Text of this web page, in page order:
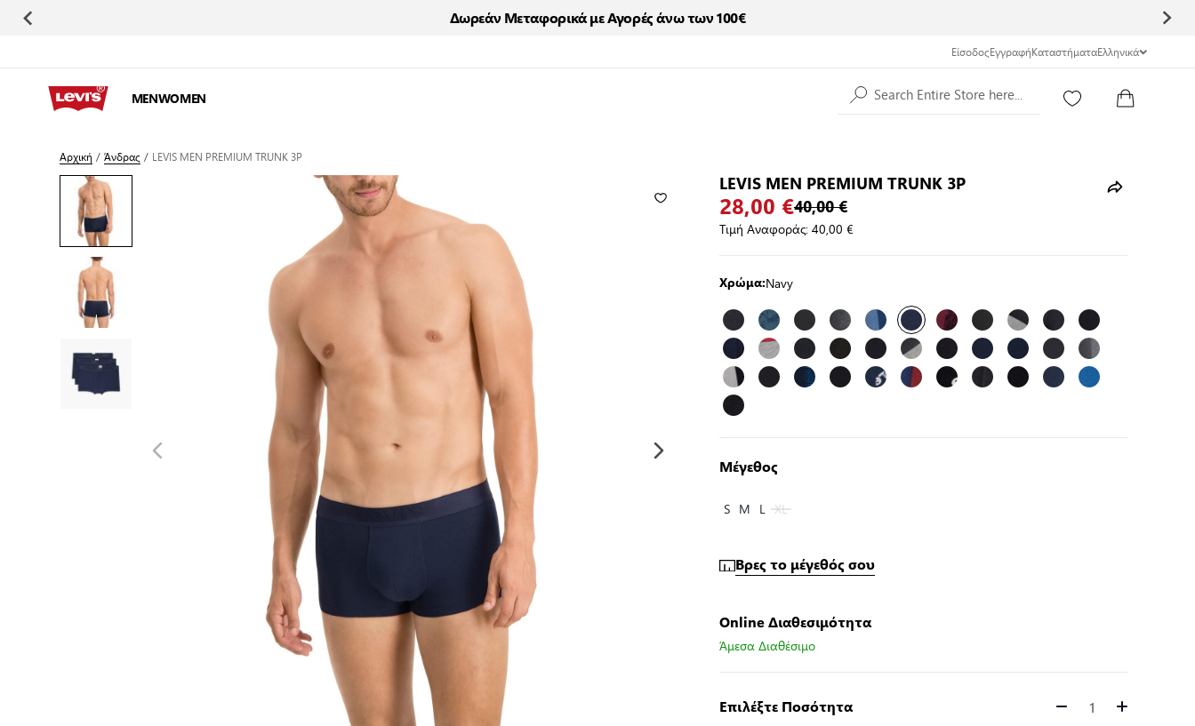
Δωρεάν Μεταφορικά με Αγορές άνω των 100€
ΕίσοδοςΕγγραφήΚαταστήματαΕλληνικά
MENWOMEN Search Entire Store here...
Αρχική /Άνδρας / LEVIS MEN PREMIUM TRUNK 3P
LEVIS MEN PREMIUM TRUNK 3P
28,00 €40,00 €
Τιμή Αναφοράς:40,00 €
Χρώμα:Navy
Μέγεθος
S M L XL
Βρες το μέγεθός σου
Online Διαθεσιμότητα
Άμεσα Διαθέσιμο
Επιλέξτε Ποσότητα Ποσότητα